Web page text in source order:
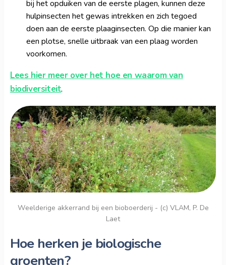
bij het opduiken van de eerste plagen, kunnen deze
hulpinsecten het gewas intrekken en zich tegoed
doen aan de eerste plaaginsecten. Op die manier kan
een plotse, snelle uitbraak van een plaag worden
voorkomen.
Lees hier meer over het hoe en waarom van
biodiversiteit.
Weelderige akkerrand bij een bioboerderij - (c) VLAM, P. De
Laet
Hoe herken je biologische
groenten?